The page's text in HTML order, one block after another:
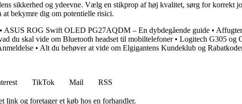
sikkerhed og ydeevne. Vælg en stikprop af høj kvalitet, sørg for korrekt
bekymre dig om potentielle risici.
• ASUS ROG Swift OLED PG27AQDM – En dybdegående guide •
du skal vide om Bluetooth headset til mobiltelefoner• Logitech G305 og
• Alt du behøver at vide om Elgigantens Kundeklub og
TikTok Mail
RSS
og foretager et køb hos en forhandler.